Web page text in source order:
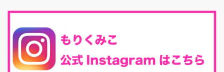
腸内環境を整えることは、健康維持の中でいっちばん大事！だと私
は思っています。 ヒトの免...
iHerb特大セール終了間近！みんな何買う？
最近お風呂上がりの炭酸水をシリカシリカにしているんだけど確か